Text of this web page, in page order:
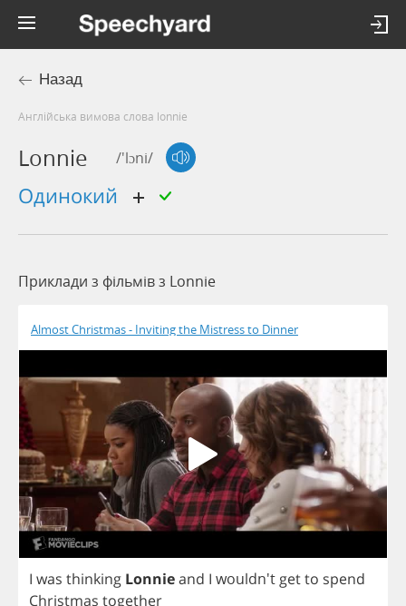
Назад
Англійська вимова слова lonnie
Lonnie /'lɔni/
одинокий
Приклади з фільмів з Lonnie
Almost Christmas - Inviting the Mistress to Dinner
I was thinking Lonnieand I wouldn't getto spend
Christmas together